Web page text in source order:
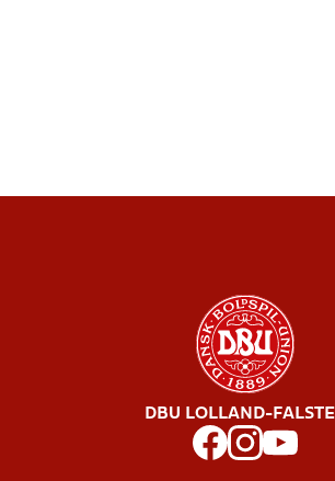
DBU LOLLAND-